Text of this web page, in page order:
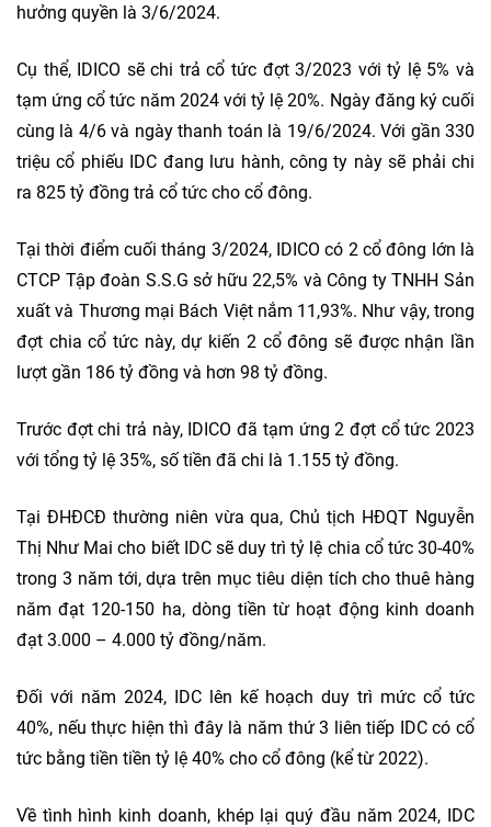
hưởng quyền là 3/6/2024.
Cụ thể, IDICO sẽ chi trả cổ tức đợt 3/2023 với tỷ lệ 5% và
tạm ứng cổ tức năm 2024 với tỷ lệ 20%. Ngày đăng ký cuối
cùng là 4/6 và ngày thanh toán là 19/6/2024. Với gần 330
triệu cổ phiếu IDC đang lưu hành, công ty này sẽ phải chi
ra 825 tỷ đồng trả cổ tức cho cổ đông.
Tại thời điểm cuối tháng 3/2024, IDICO có 2 cổ đông lớn là
CTCP Tập đoàn S.S.G sở hữu 22,5% và Công ty TNHH Sản
xuất và Thương mại Bách Việt nắm 11,93%. Như vậy, trong
đợt chia cổ tức này, dự kiến 2 cổ đông sẽ được nhận lần
lượt gần 186 tỷ đồng và hơn 98 tỷ đồng.
Trước đợt chi trả này, IDICO đã tạm ứng 2 đợt cổ tức 2023
với tổng tỷ lệ 35%, số tiền đã chi là 1.155 tỷ đồng.
Tại ĐHĐCĐ thường niên vừa qua, Chủ tịch HĐQT Nguyễn
Thị Như Mai cho biết IDC sẽ duy trì tỷ lệ chia cổ tức 30-40%
trong 3 năm tới, dựa trên mục tiêu diện tích cho thuê hàng
năm đạt 120-150 ha, dòng tiền từ hoạt động kinh doanh
đạt 3.000 – 4.000 tỷ đồng/năm.
Đối với năm 2024, IDC lên kế hoạch duy trì mức cổ tức
40%, nếu thực hiện thì đây là năm thứ 3 liên tiếp IDC có cổ
tức bằng tiền tiền tỷ lệ 40% cho cổ đông (kể từ 2022).
Về tình hình kinh doanh, khép lại quý đầu năm 2024, IDC